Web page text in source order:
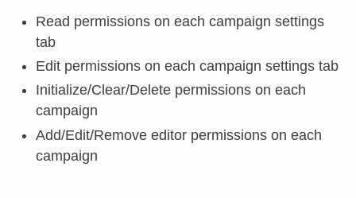
Read permissions on each campaign settings
tab
Edit permissions on each campaign settings tab
Initialize/Clear/Delete permissions on each
campaign
Add/Edit/Remove editor permissions on each
campaign